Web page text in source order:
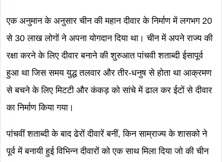
एक अनुमान के अनुसार चीन की महान दीवार के निर्माण में लगभग 20
से 30 लाख लोगों ने अपना योगदान दिया था। चीन में अपने राज्य की
रक्षा करने के लिए दीवार बनाने की शुरुआत पांचवी शताब्दी ईसापूर्व
हुआ था जिस समय युद्ध तलवार और तीर-धनुष से होता था आक्रमण
से बचने के लिए मिटटी और कंकड़ को सांचे में ढाल कर ईटों से दीवार
का निर्माण किया गया।
पांचवीं शताब्दी के बाद ढेरों दीवारें बनीं, किन साम्राज्य के शासको ने
पूर्व में बनायी हुई विभिन्न दीवारों को एक साथ मिला दिया जो की चीन